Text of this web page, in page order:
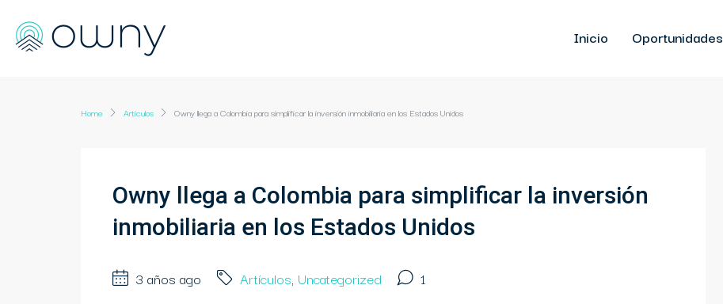
Inicio Oportunidades
Home Artículos Owny llega a Colombia para simplificar la inversión inmobiliaria en los Estados Unidos
Owny llega a Colombia para simplificar la inversión
inmobiliaria en los Estados Unidos
3 años ago Artículos, Uncategorized 1